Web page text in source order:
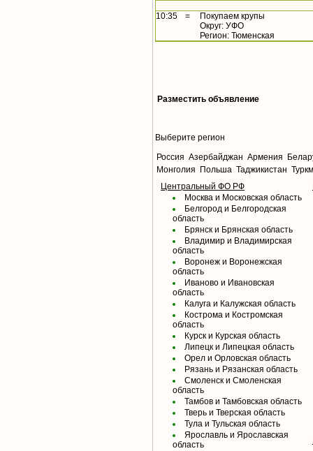
10:35 =
Покупаем крупы
Округ: УФО
Регион: Тюменская
Разместить объявление
Выберите регион
Россия Азербайджан Армения
Монголия
Польша Таджикистан
Центральный ФО РФ
Москва и Московская область
Белгород и Белгородская
область
Брянск и Брянская область
Владимир и Владимирская
область
Воронеж и Воронежская
область
Иваново и Ивановская
область
Калуга и Калужская область
Кострома и Костромская
область
Курск и Курская область
Липецк и Липецкая область
Орел и Орловская область
Рязань и Рязанская область
Смоленск и Смоленская
область
Тамбов и Тамбовская область
Тверь и Тверская область
Тула и Тульская область
Ярославль и Ярославская
область